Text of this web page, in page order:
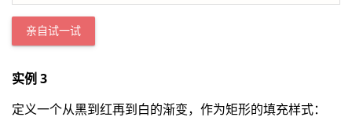
亲自试一试
实例 3
定义一个从黑到红再到白的渐变，作为矩形的填充样式：